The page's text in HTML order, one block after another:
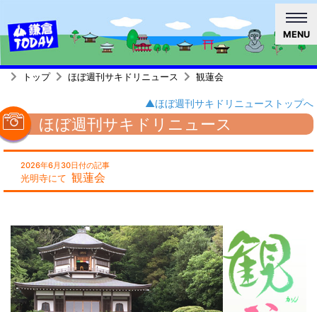
MENU
トップ ほぼ週刊サキドリニュース 観蓮会
▲ほぼ週刊サキドリニューストップへ
ほぼ週刊サキドリニュース
2026年6月30日付の記事
光明寺にて 観蓮会